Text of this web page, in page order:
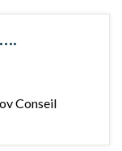
Conseil